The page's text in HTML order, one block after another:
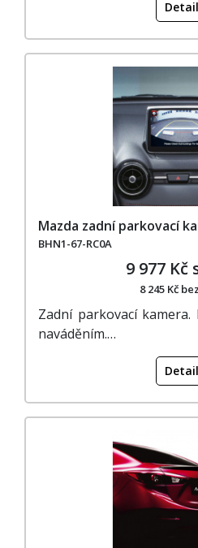
Detail
Mazda zadní parkovací
BHN1-67-RC0A
9 977 Kč
8 245 Kč
Zadní parkovací kamera.
naváděním.…
Detail